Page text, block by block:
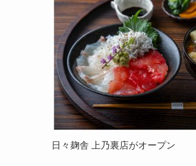
日々麹舎 上乃裏店がオープン